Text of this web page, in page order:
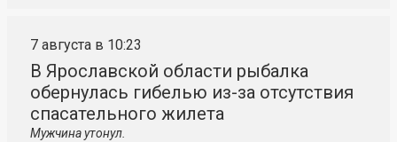
7 августа в 10:23
В Ярославской области рыбалка
обернулась гибелью из-за отсутствия
спасательного жилета
Мужчина утонул.